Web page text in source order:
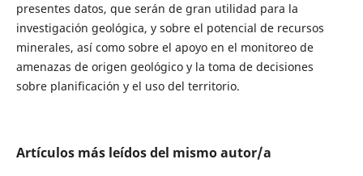
presentes datos, que serán de gran utilidad para la
investigación geológica, y sobre el potencial de recursos
minerales, así como sobre el apoyo en el monitoreo de
amenazas de origen geológico y la toma de decisiones
sobre planificación y el uso del territorio.
Artículos más leídos del mismo autor/a